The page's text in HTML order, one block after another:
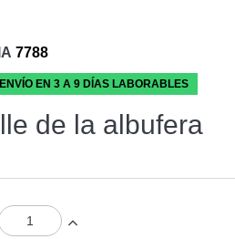
7788
EN 3 A 9 DÍAS LABORABLES
de la albufera